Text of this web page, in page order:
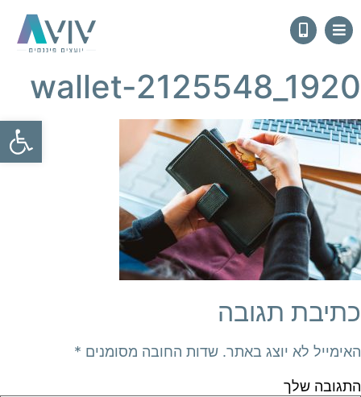
wallet-2125548_1920
כתיבת תגובה
האימייל לא יוצג באתר. שדות החובה מסומנים *
התגובה שלך